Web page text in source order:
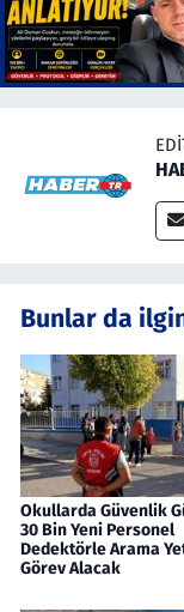
Bunlar da
Okullarda Güvenlik
30 Bin Yeni Personel
Dedektörle Arama
Görev Alacak